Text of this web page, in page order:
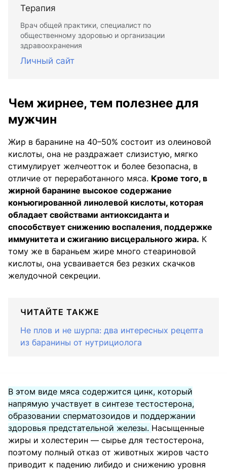
Терапия
Врач общей практики, специалист по
общественному здоровью и организации
здравоохранения
Личный сайт
Чем жирнее, тем полезнее для
мужчин
Жир в баранине на 40–50% состоит из олеиновой
кислоты, она не раздражает слизистую, мягко
стимулирует желчеотток и более безопасна, в
отличие от переработанного мяса. Кроме того, в
жирной баранине высокое содержание
конъюгированной линолевой кислоты, которая
обладает свойствами антиоксиданта и
способствует снижению воспаления, поддержке
иммунитета и сжиганию висцерального жира. К
тому же в бараньем жире много стеариновой
кислоты, она усваивается без резких скачков
желудочной секреции.
ЧИТАЙТЕ ТАКЖЕ
Не плов и не шурпа: два интересных рецепта
из баранины от нутрициолога
В этом виде мяса содержится цинк, который
напрямую участвует в синтезе тестостерона,
образовании сперматозоидов и поддержании
здоровья предстательной железы. Насыщенные
жиры и холестерин — сырье для тестостерона,
поэтому полный отказ от животных жиров часто
приводит к падению либидо и снижению уровня